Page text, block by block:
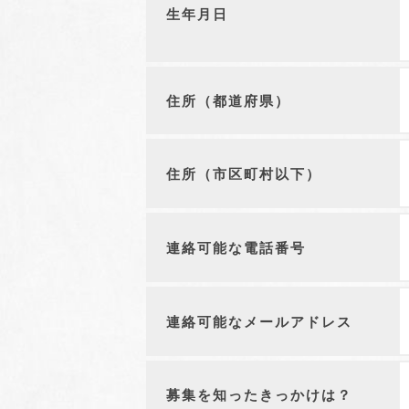
生年月日
住所（都道府県）
住所（市区町村以下）
連絡可能な電話番号
連絡可能なメールアドレス
募集を知ったきっかけは？